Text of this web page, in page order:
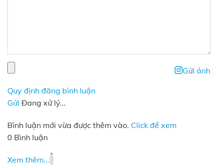
Gửi ảnh
Quy định đăng bình luận
Gửi Đang xử lý...
Bình luận mới vừa được thêm vào. Click để xem
0 Bình luận
Xem thêm...